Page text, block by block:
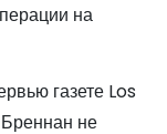
на
газете Los
не